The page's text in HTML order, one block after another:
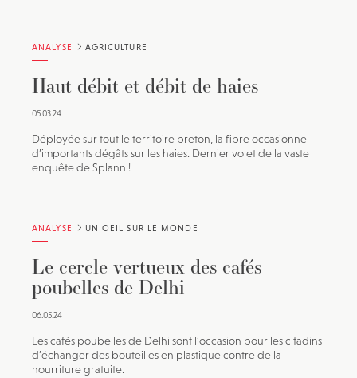
ANALYSE AGRICULTURE
Haut débit et débit de haies
05.03.24
Déployée sur tout le territoire breton, la fibre occasionne
d’importants dégâts sur les haies. Dernier volet de la vaste
enquête de Splann !
ANALYSE UN OEIL SUR LE MONDE
Le cercle vertueux des cafés
poubelles de Delhi
06.05.24
Les cafés poubelles de Delhi sont l’occasion pour les citadins
d’échanger des bouteilles en plastique contre de la
nourriture gratuite.